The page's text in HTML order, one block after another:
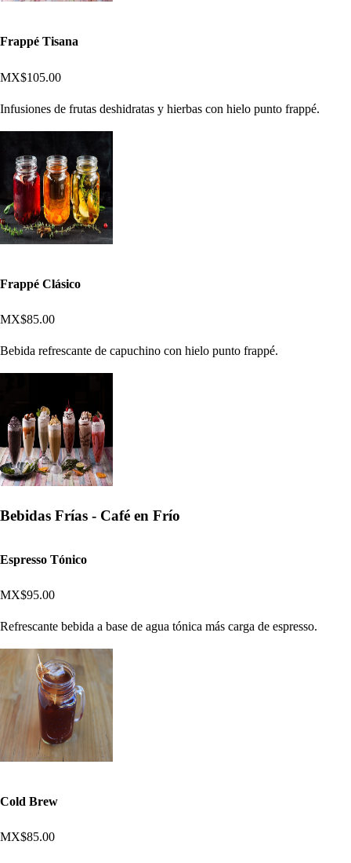
Frappé Tisana
MX$105.00
Infusiones de frutas deshidratas y hierbas con hielo punto frappé.
Frappé Clásico
MX$85.00
Bebida refrescante de capuchino con hielo punto frappé.
Bebidas Frías - Café en Frío
Espresso Tónico
MX$95.00
Refrescante bebida a base de agua tónica más carga de espresso.
Cold Brew
MX$85.00